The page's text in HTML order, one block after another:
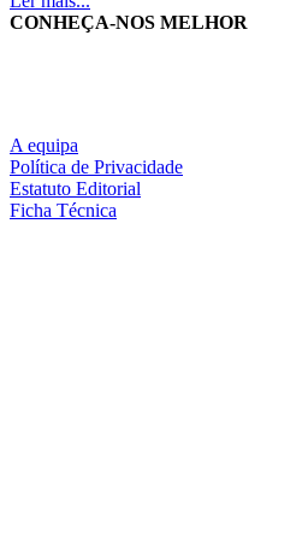
CONHEÇA-NOS MELHOR
A equipa
Política de Privacidade
Estatuto Editorial
Ficha Técnica